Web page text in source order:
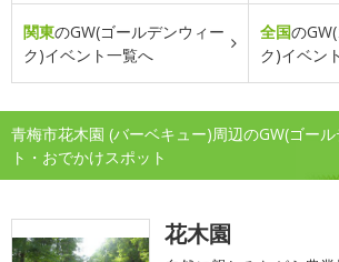
関東のGW(ゴールデンウィー
ク)イベント一覧へ
全国の
ク)イベン
青梅市花木園 (バーベキュー)周辺のGW(ゴー
ト・おでかけスポット
花木園